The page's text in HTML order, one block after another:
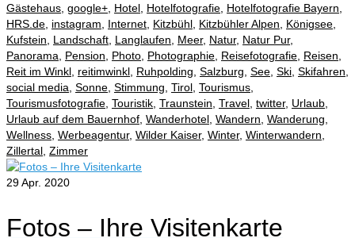
Gästehaus, google+, Hotel, Hotelfotografie, Hotelfotografie Bayern,
HRS.de, instagram, Internet, Kitzbühl, Kitzbühler Alpen, Königsee,
Kufstein, Landschaft, Langlaufen, Meer, Natur, Natur Pur,
Panorama, Pension, Photo, Photographie, Reisefotografie, Reisen,
Reit im Winkl, reitimwinkl, Ruhpolding, Salzburg, See, Ski, Skifahren,
social media, Sonne, Stimmung, Tirol, Tourismus,
Tourismusfotografie, Touristik, Traunstein, Travel, twitter, Urlaub,
Urlaub auf dem Bauernhof, Wanderhotel, Wandern, Wanderung,
Wellness, Werbeagentur, Wilder Kaiser, Winter, Winterwandern,
Zillertal, Zimmer
29Apr. 2020
Fotos – Ihre Visitenkarte